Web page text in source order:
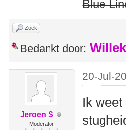
Blue
Zoek
Bedankt door:
Jeroen S
Moderator
20-Jul-
Ik